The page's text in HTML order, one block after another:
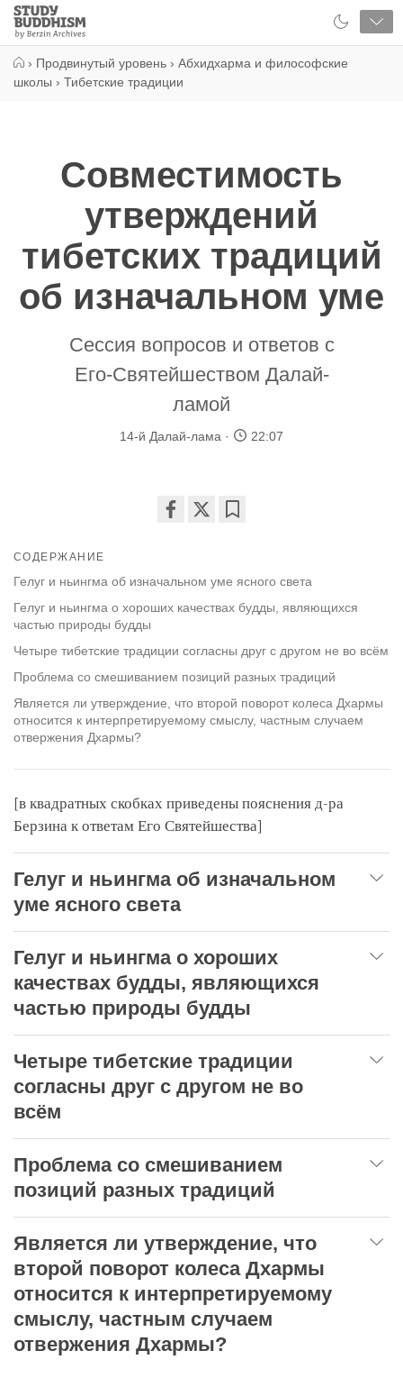
Close
Study
Buddhism
› Продвинутый уровень › Абхидхарма и философские
школы › Тибетские традиции
Совместимость
утверждений
тибетских традиций
об изначальном уме
Сессия вопросов и ответов с
Его-Святейшеством Далай-
ламой
14-й Далай-лама 22:07
СОДЕРЖАНИЕ
Гелуг и ньингма об изначальном уме ясного света
Гелуг и ньингма о хороших качествах будды, являющихся
частью природы будды
Четыре тибетские традиции согласны друг с другом не во всём
Проблема со смешиванием позиций разных традиций
Является ли утверждение, что второй поворот колеса Дхармы
относится к интерпретируемому смыслу, частным случаем
отвержения Дхармы?
[в квадратных скобках приведены пояснения д-ра
Берзина к ответам Его Святейшества]
Гелуг и ньингма об изначальном
уме ясного света
Гелуг и ньингма о хороших
качествах будды, являющихся
частью природы будды
Четыре тибетские традиции
согласны друг с другом не во
всём
Проблема со смешиванием
позиций разных традиций
Является ли утверждение, что
второй поворот колеса Дхармы
относится к интерпретируемому
смыслу, частным случаем
отвержения Дхармы?